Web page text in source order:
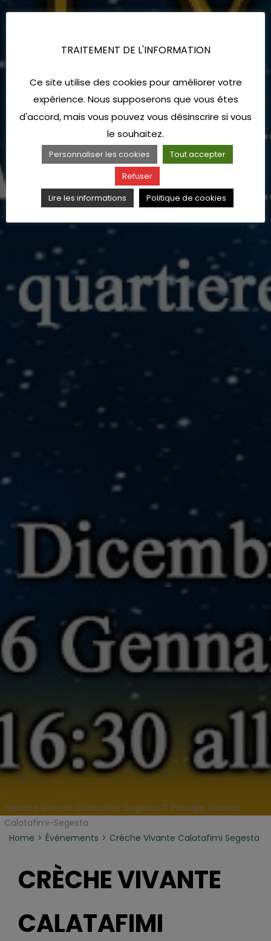
Presepe Vivente Calatafimi-Segesta © Presepe Vivente
Calatafimi-Segesta
Home
Événements Crèche Vivante Calatafimi Segesta
CRÈCHE VIVANTE
CALATAFIMI
TRAITEMENT DE L'INFORMATION
Ce site utilise des cookies pour améliorer votre
expérience. Nous supposerons que vous êtes
d'accord, mais vous pouvez vous désinscrire si vous
le souhaitez.
Personnaliser les cookies
Tout accepter
Refuser
Lire les informations
Politique de cookies